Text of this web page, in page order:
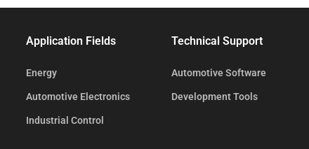
Application Fields
Energy
Automotive Electronics
Industrial Control
Technical Support
Automotive Software
Development Tools